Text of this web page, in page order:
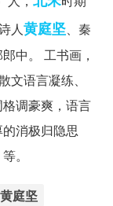
人黄庭坚、秦
中。 工书画，
文语言凝练、
调豪爽，语言
消极归隐思
。
黄庭坚